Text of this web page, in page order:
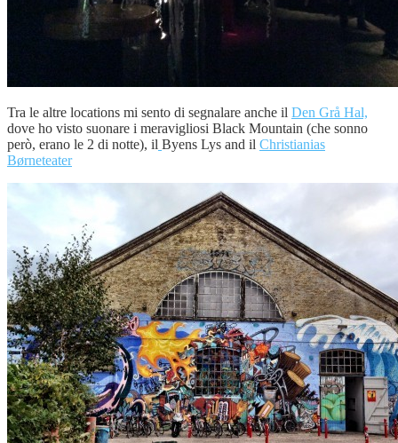
Tra le altre locations mi sento di segnalare anche il Den Grå Hal,
dove ho visto suonare i meravigliosi Black Mountain (che sonno
però, erano le 2 di notte), il Byens Lys and il Christianias
Børneteater